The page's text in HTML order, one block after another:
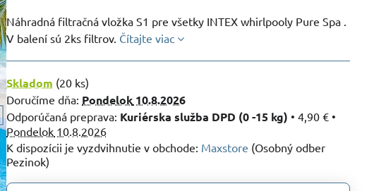
Náhradná filtračná vložka S1 pre všetky INTEX whirlpooly Pure Spa .
V balení sú 2ks filtrov. Čítajte viac
Skladom (20 ks)
Doručíme dňa: Pondelok 10.8.2026
Kuriérska služba DPD (0 -15 kg) •4,90 € •
Pondelok 10.8.2026
Maxstore (Osobný odber
Pezinok)